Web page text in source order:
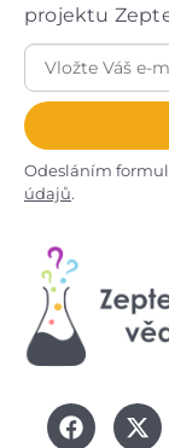
projektu
Odesláním
údajů.